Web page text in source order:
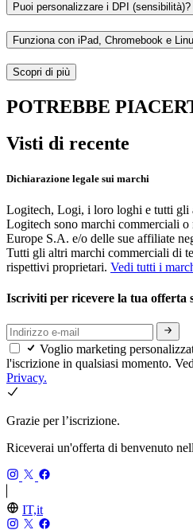
Puoi personalizzare i DPI (sensibilità)?
Funziona con iPad, Chromebook e
Scopri di più
POTREBBE
Visti di recente
Dichiarazione legale sui marchi
Logitech, Logi, i loro loghi e tutti gli
Logitech sono marchi commerciali
Europe S.A. e/o delle sue affiliate
Tutti gli altri marchi commerciali di
rispettivi proprietari. Vedi tutti i
Iscriviti per ricevere la tua offerta
Voglio marketing
l'iscrizione in qualsiasi momento.
Privacy.
Grazie per l’iscrizione.
Riceverai un'offerta di benvenuto
IT,it